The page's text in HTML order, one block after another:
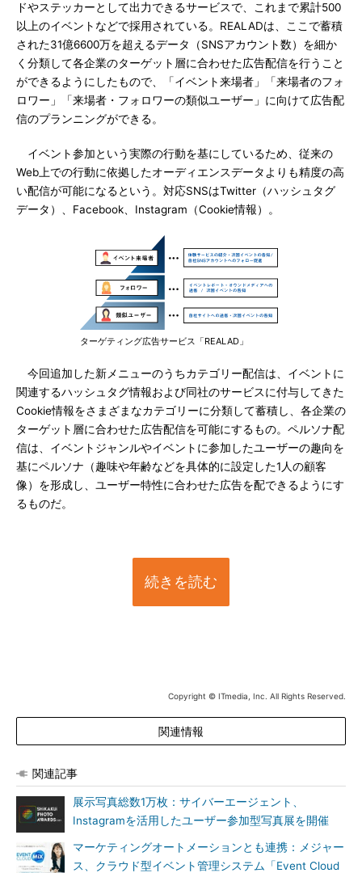
ドやステッカーとして出力できるサービスで、これまで累計500
以上のイベントなどで採用されている。REALADは、ここで蓄積
された31億6600万を超えるデータ（SNSアカウント数）を細か
く分類して各企業のターゲット層に合わせた広告配信を行うこと
ができるようにしたもので、「イベント来場者」「来場者のフォ
ロワー」「来場者・フォロワーの類似ユーザー」に向けて広告配
信のプランニングができる。
イベント参加という実際の行動を基にしているため、従来の
Web上での行動に依拠したオーディエンスデータよりも精度の高
い配信が可能になるという。対応SNSはTwitter（ハッシュタグ
データ）、Facebook、Instagram（Cookie情報）。
ターゲティング広告サービス「REALAD」
今回追加した新メニューのうちカテゴリー配信は、イベントに
関連するハッシュタグ情報および同社のサービスに付与してきた
Cookie情報をさまざまなカテゴリーに分類して蓄積し、各企業の
ターゲット層に合わせた広告配信を可能にするもの。ペルソナ配
信は、イベントジャンルやイベントに参加したユーザーの趣向を
基にペルソナ（趣味や年齢などを具体的に設定した1人の顧客
像）を形成し、ユーザー特性に合わせた広告を配できるようにす
るものだ。
続きを読む
Copyright © ITmedia, Inc. All Rights Reserved.
関連情報
関連記事
展示写真総数1万枚：サイバーエージェント、
Instagramを活用したユーザー参加型写真展を開催
マーケティングオートメーションとも連携：メジャー
ス、クラウド型イベント管理システム「Event Cloud